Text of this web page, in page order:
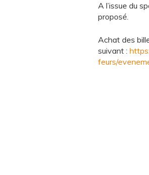
A l’issue du
proposé.
Achat des
suivant :
feurs/